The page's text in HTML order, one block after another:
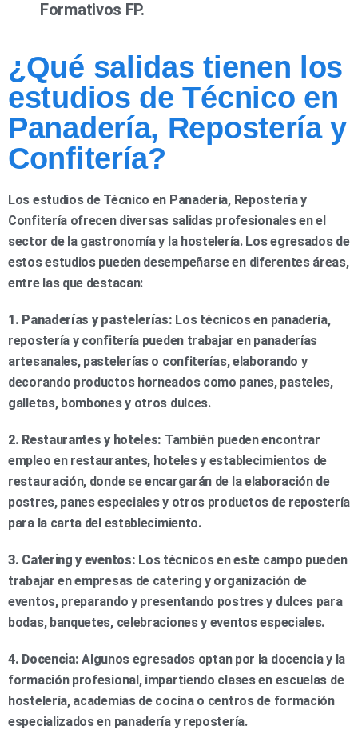
Formativos FP.
¿Qué salidas tienen los
estudios de Técnico en
Panadería, Repostería y
Confitería?
Los estudios de Técnico en Panadería, Repostería y
Confitería ofrecen diversas salidas profesionales en el
sector de la gastronomía y la hostelería. Los egresados de
estos estudios pueden desempeñarse en diferentes áreas,
entre las que destacan:
1. Panaderías y pastelerías: Los técnicos en panadería,
repostería y confitería pueden trabajar en panaderías
artesanales, pastelerías o confiterías, elaborando y
decorando productos horneados como panes, pasteles,
galletas, bombones y otros dulces.
2. Restaurantes y hoteles: También pueden encontrar
empleo en restaurantes, hoteles y establecimientos de
restauración, donde se encargarán de la elaboración de
postres, panes especiales y otros productos de repostería
para la carta del establecimiento.
3. Catering y eventos: Los técnicos en este campo pueden
trabajar en empresas de catering y organización de
eventos, preparando y presentando postres y dulces para
bodas, banquetes, celebraciones y eventos especiales.
4. Docencia: Algunos egresados optan por la docencia y la
formación profesional, impartiendo clases en escuelas de
hostelería, academias de cocina o centros de formación
especializados en panadería y repostería.